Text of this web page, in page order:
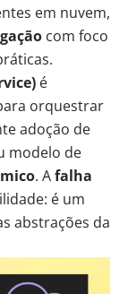
em nuvem,
com foco
é
orquestrar
adoção de
modelo de
. Afalha
é um
abstrações da